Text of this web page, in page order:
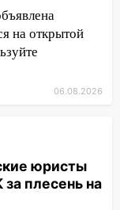
1 июля
на открытой
06.08.2026
юристы
плесень на